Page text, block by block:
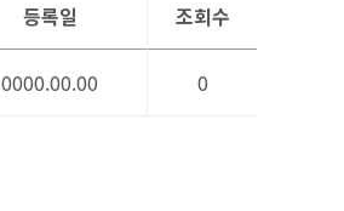
등록일 조회수
0000.00.00 0